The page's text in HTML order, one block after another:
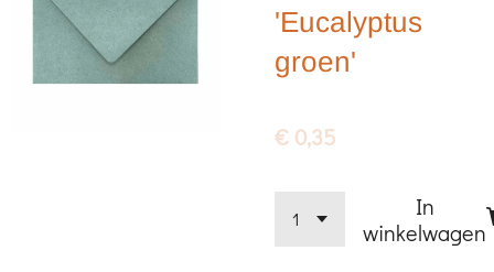
'Eucalyptus
groen'
€ 0,35
In
winkelwagen